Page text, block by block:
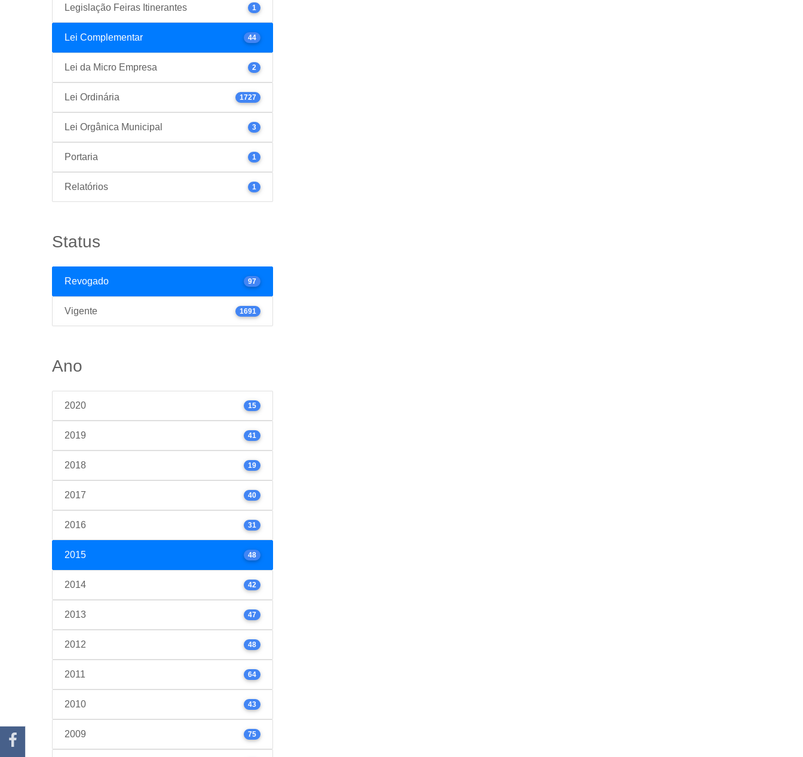
Legislação Feiras Itinerantes 1
Lei Complementar 44
Lei da Micro Empresa 2
Lei Ordinária 1727
Lei Orgânica Municipal 3
Portaria 1
Relatórios 1
Status
Revogado 97
Vigente 1691
Ano
2020 15
2019 41
2018 19
2017 40
2016 31
2015 48
2014 42
2013 47
2012 48
2011 64
2010 43
2009 75